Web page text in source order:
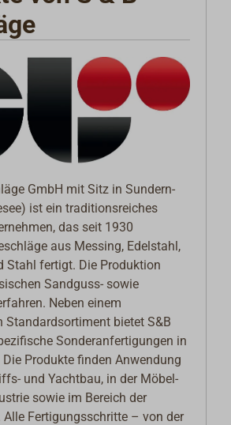
GmbH mit Sitz in Sundern-
ist ein traditionsreiches
das seit 1930
aus Messing, Edelstahl,
Stahl fertigt. Die Produktion
Sandguss- sowie
Neben einem
Standardsortiment bietet S&B
Sonderanfertigungen in
Produkte finden Anwendung
und Yachtbau, in der Möbel-
sowie im Bereich der
Alle Fertigungsschritte – von der